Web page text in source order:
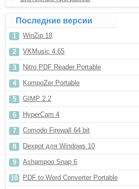
Последние версии
WinZip 18
VKMusic 4.65
Nitro PDF Reader Portable
KompoZer Portable
GIMP 2.2
HyperCam 4
Comodo Firewall 64 bit
Dexpot для Windows 10
Ashampoo Snap 6
PDF to Word Converter Portable